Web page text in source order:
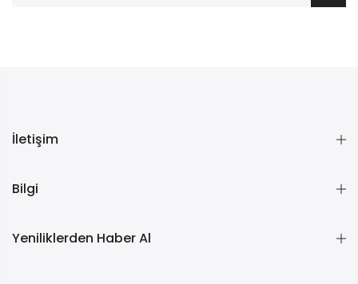
İletişim
Bilgi
Yeniliklerden Haber Al